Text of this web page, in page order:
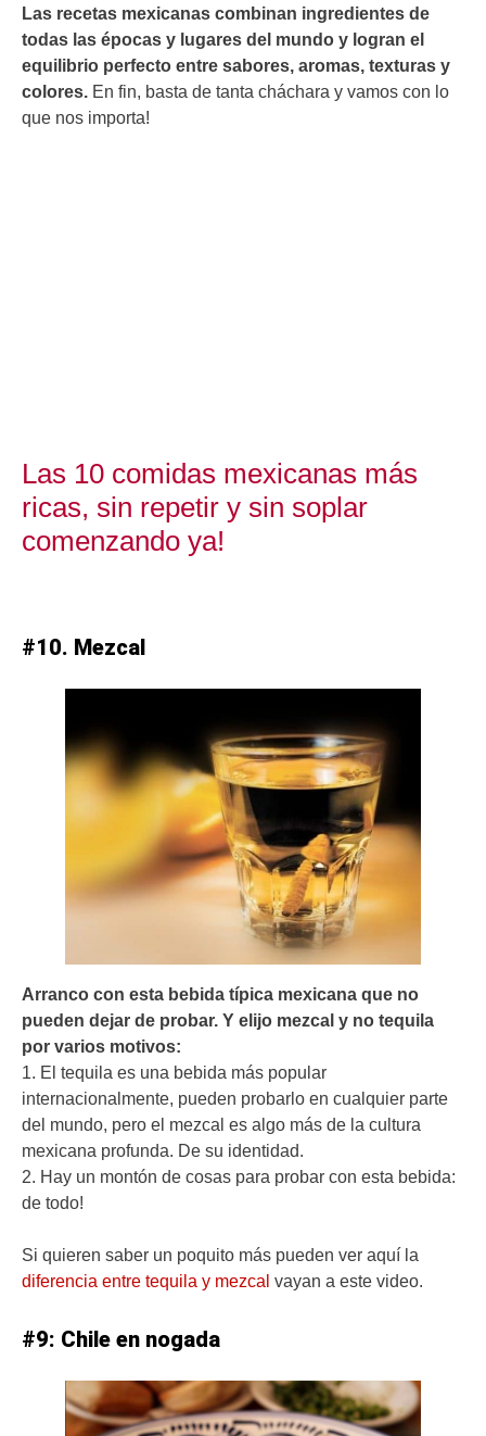
Las recetas mexicanas combinan ingredientes de
todas las épocas y lugares del mundo y logran el
equilibrio perfecto entre sabores, aromas, texturas y
colores. En fin, basta de tanta cháchara y vamos con lo
que nos importa!
Las 10 comidas mexicanas más
ricas, sin repetir y sin soplar
comenzando ya!
#10. Mezcal
Arranco con esta bebida típica mexicana que no
pueden dejar de probar. Y elijo mezcal y no tequila
por varios motivos:
1. El tequila es una bebida más popular
internacionalmente, pueden probarlo en cualquier parte
del mundo, pero el mezcal es algo más de la cultura
mexicana profunda. De su identidad.
2. Hay un montón de cosas para probar con esta bebida:
de todo!
Si quieren saber un poquito más pueden ver aquí la
diferencia entre tequila y mezcal vayan a este video.
#9: Chile en nogada